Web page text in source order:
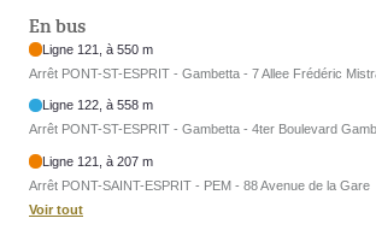
En bus
Ligne 121, à 550 m
Arrêt PONT-ST-ESPRIT - Gambetta - 7 Allee Frédéric
Ligne 122, à 558 m
Arrêt PONT-ST-ESPRIT - Gambetta - 4ter Boulevard
Ligne 121, à 207 m
Arrêt PONT-SAINT-ESPRIT - PEM - 88 Avenue de la Gare
Voir tout